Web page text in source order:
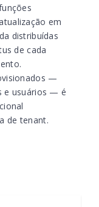
em
distribuídas
de cada
—
e usuários — é
de tenant.